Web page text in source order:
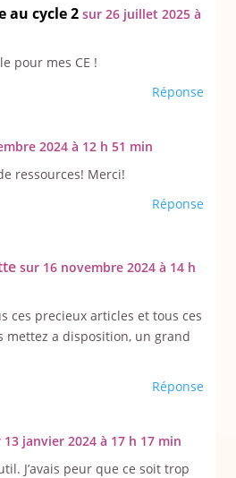
au cycle 2 sur 26 juillet 2025 à
pour mes CE !
Réponse
2024 à 12 h 51 min
ressources! Merci!
Réponse
sur 16 novembre 2024 à 14 h
ces precieux articles et tous ces
mettez a disposition, un grand
Réponse
13 janvier 2024 à 17 h 17 min
J’avais peur que ce soit trop